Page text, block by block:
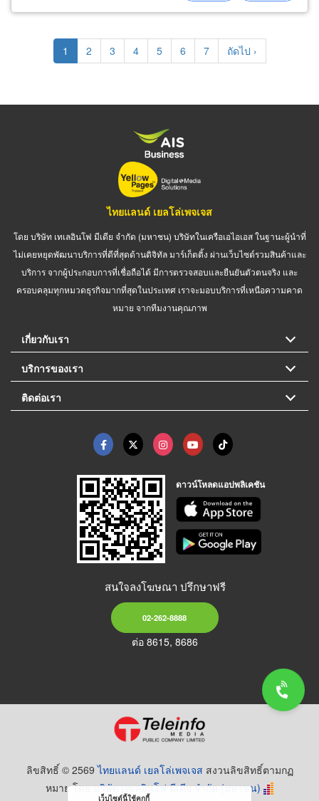
Pagination
Current
page
1 Page
2 Page
3 Page
4 Page
5 Page
6 Page
7
Next
page
ถัดไป ›
ไทยแลนด์ เยลโล่เพจเจส
โดย บริษัท เทเลอินโฟ มีเดีย จำกัด (มหาชน) บริษัทในเครือเอไอเอส ในฐานะผู้นำที่
ไม่เคยหยุดพัฒนาบริการที่ดีที่สุดด้านดิจิทัล มาร์เก็ตติ้ง ผ่านเว็บไซต์รวมสินค้าและ
บริการ จากผู้ประกอบการที่เชื่อถือได้ มีการตรวจสอบและยืนยันตัวตนจริง และ
ครอบคลุมทุกหมวดธุรกิจมากที่สุดในประเทศ เราจะมอบบริการที่เหนือความคาด
หมาย จากทีมงานคุณภาพ
เกี่ยวกับเรา
บริการของเรา
ติดต่อเรา
ดาวน์โหลดแอปพลิเคชัน
สนใจลงโฆษณา ปรึกษาฟรี
02-262-8888
ต่อ 8615, 8686
ลิขสิทธิ์ © 2569ไทยแลนด์ เยลโล่เพจเจส สงวนลิขสิทธิ์ตามกฏ
หมาย โดยบริษัท เทเลอินโฟ มีเดีย จำกัด (มหาชน)
เว็บไซต์นี้ใช้คุกกี้